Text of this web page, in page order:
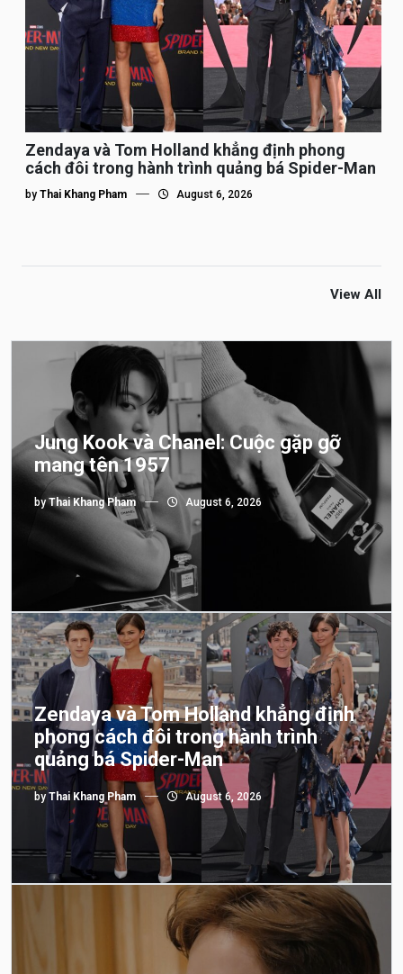
Zendaya và Tom Holland khẳng định phong
cách đôi trong hành trình quảng bá Spider-Man
by Thai Khang Pham August 6, 2026
View All
Jung Kook và Chanel: Cuộc gặp gỡ
mang tên 1957
byThai Khang Pham August 6, 2026
Zendaya và Tom Holland khẳng định
phong cách đôi trong hành trình
quảng bá Spider-Man
by Thai Khang Pham August 6, 2026